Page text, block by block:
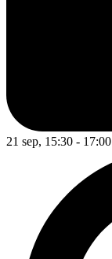
21 sep, 15:30 - 17:00